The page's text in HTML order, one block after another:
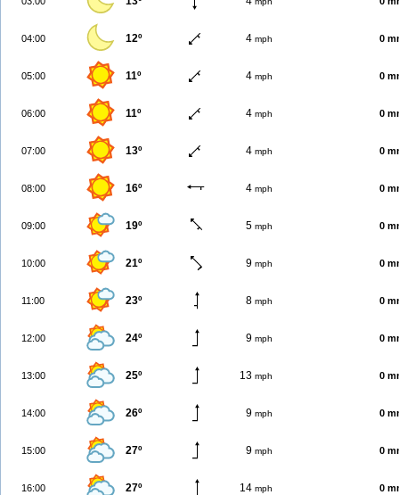
04:00 12º 4 mph 0
05:00 11º 4 mph 0
06:00 11º 4 mph 0
07:00 13º 4 mph 0
08:00 16º 4 mph 0
09:00 19º 5 mph 0
10:00 21º 9 mph 0
11:00 23º 8 mph 0
12:00 24º 9 mph 0
13:00 25º 13 mph 0
14:00 26º 9 mph 0
15:00 27º 9 mph 0
16:00 27º 14 mph 0